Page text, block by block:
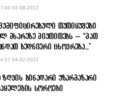
02-08-2022
თუთიყუშები
მხარეზე მიუთითებს – “მათ
ბედნიერი ცხოვრება…”
04-02-2021
ბინადარი უზარმაზარი
სოროები